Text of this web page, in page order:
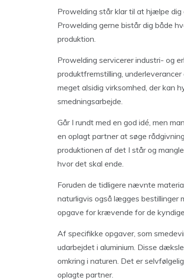
Prowelding står klar til at hjælpe dig
Prowelding gerne bistår dig både
produktion.
Prowelding servicerer industri- og
produktfremstilling,
meget alsidig virksomhed, der kan
smedningsarbejde.
Går I rundt med en god idé, men
en oplagt partner at søge
produktionen af det I står og
hvor det skal ende.
Foruden de tidligere nævnte
naturligvis også lægges bestillinger
opgave for krævende for de
Af specifikke opgaver, som
udarbejdet i aluminium. Disse
omkring i naturen. Det er
oplagte partner.